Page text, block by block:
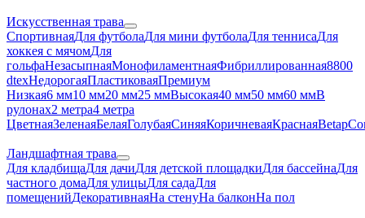
Искусственная трава
СпортивнаяДля футболаДля мини футболаДля теннисаДля
хоккея с мячомДля
гольфаНезасыпнаяМонофиламентнаяФибриллированная8800
dtexНедорогаяПластиковаяПремиум
Низкая6 мм10 мм20 мм25 ммВысокая40 мм50 мм60 ммВ
рулонах2 метра4 метра
ЦветнаяЗеленаяБелаяГолубаяСиняяКоричневаяКраснаяBetap
Ландшафтная трава
Для кладбищаДля дачиДля детской площадкиДля бассейнаДля
частного домаДля улицыДля садаДля
помещенийДекоративнаяНа стенуНа балконНа пол